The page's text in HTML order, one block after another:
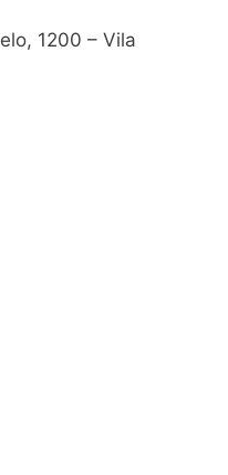
1200 – Vila